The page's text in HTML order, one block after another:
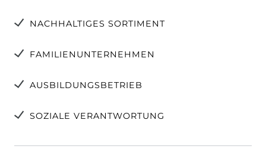
NACHHALTIGES SORTIMENT
FAMILIENUNTERNEHMEN
AUSBILDUNGSBETRIEB
SOZIALE VERANTWORTUNG